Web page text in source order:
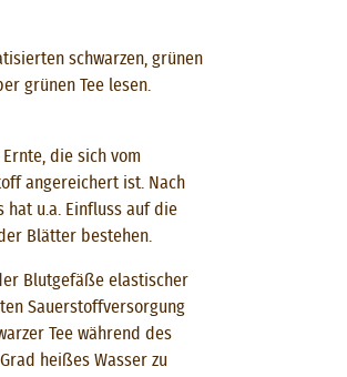
schwarzen, grünen
grünen Tee lesen.
die sich vom
angereichert ist. Nach
hat u.a. Einfluss auf die
Blätter bestehen.
Blutgefäße elastischer
Sauerstoffversorgung
Tee während des
heißes Wasser zu